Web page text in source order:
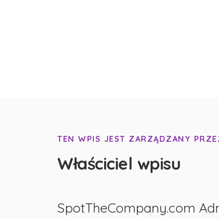
TEN WPIS JEST ZARZĄDZANY
Właściciel wpisu
SpotTheCompany.com